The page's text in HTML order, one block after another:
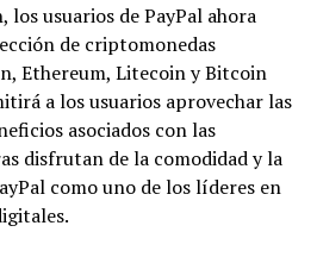
los usuarios de PayPal ahora
de criptomonedas
Ethereum, Litecoin y Bitcoin
a los usuarios aprovechar las
asociados con las
disfrutan de la comodidad y la
como uno de los líderes en